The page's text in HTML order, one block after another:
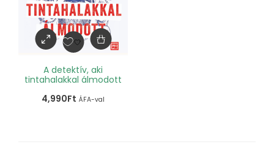
A detektív, aki
tintahalakkal álmodott
4,990Ft ÁFA-val